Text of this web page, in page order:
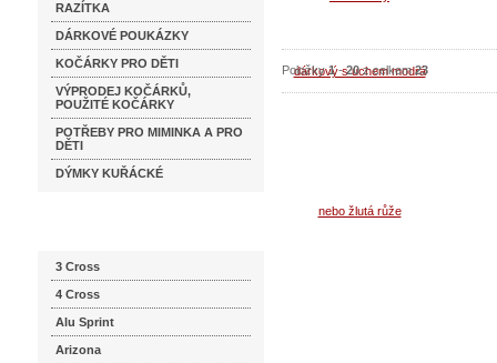
RAZÍTKA
DÁRKOVÉ POUKÁZKY
KOČÁRKY PRO DĚTI
VÝPRODEJ KOČÁRKŮ,
POUŽITÉ KOČÁRKY
POTŘEBY PRO MIMINKA A PRO
DĚTI
DÝMKY KUŘÁCKÉ
3 Cross
4 Cross
Alu Sprint
Arizona
Položky1-20z celkem23